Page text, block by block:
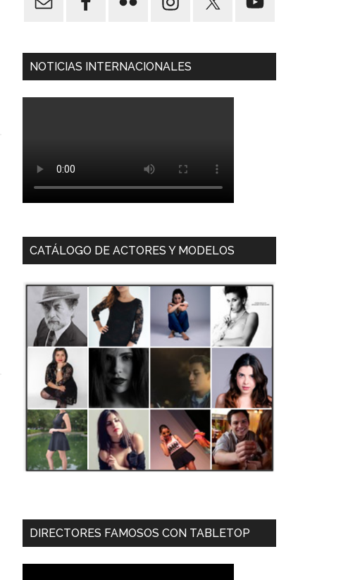
NOTICIAS INTERNACIONALES
CATÁLOGO DE ACTORES Y MODELOS
DIRECTORES FAMOSOS CON TABLETOP